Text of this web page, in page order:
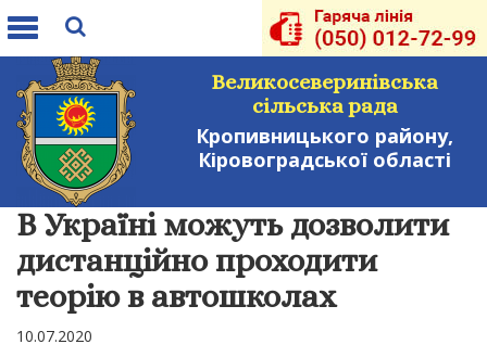
Toggle
Великосеверинівська
сільська рада
Кропивницького району,
Кіровоградської області
В Україні можуть дозволити
дистанційно проходити
теорію в автошколах
10.07.2020